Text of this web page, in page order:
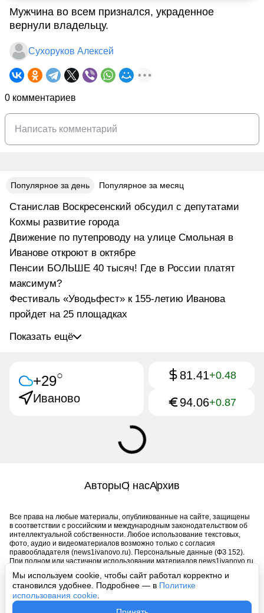
Мы используем cookie, чтобы сайт работал корректно и
становился удобнее. Подробнее — в Политике
использования cookie
Мужчина во всем признался, украденное
вернули владельцу.
Сухоруков Алексей
0 комментариев
Популярное за день Популярное за месяц
Станислав Воскресенский обсудил с депутатами
Кохмы развитие города
Движение по путепроводу на улице Смольная в
Иванове откроют в октябре
Пенсии БОЛЬШЕ 40 тысяч! Где в России платят
максимум?
Фестиваль «Уводьфест» к 155-летию Иванова
пройдет на 25 площадках
Показать ещё
+29○
Иваново
81.41+0.48
94.06+0.87
АвторыО насАрхив
Все права на любые материалы, опубликованные на сайте, защищены
в соответствии с российским и международным законодательством об
интеллектуальной собственности. Любое использование текстовых,
фото, аудио и видеоматериалов возможно только с согласия
правообладателя (news1ivanovo.ru). Персональные данные (ФЗ 152).
При полном или частичном использовании материалов news1ivanovo.ru
обязательна. Запрещено для детей. Оригинал текста:
https://news1ivanovo.ru/
Пользовательское соглашение